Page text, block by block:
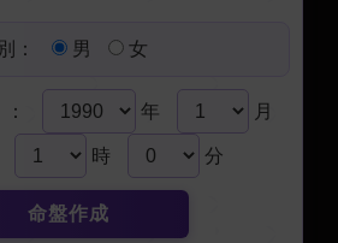
： 男 女
年 月
時 分
命盤作成